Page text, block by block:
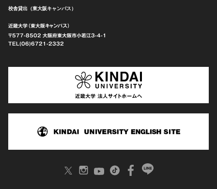
校舎貸出（東大阪キャンパス）
近畿大学（東大阪キャンパス）
〒577-8502 大阪府東大阪市小若江3-4-1
TEL(06)6721-2332